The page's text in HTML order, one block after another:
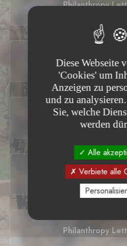
Philanthropy
Philanthropy
Philanthropy
Philanthropy
Philanthropy
Diese Webseite
'Cookies' um
Anzeigen zu
und zu
Sie, welche
werden
Alle
Verbiete alle